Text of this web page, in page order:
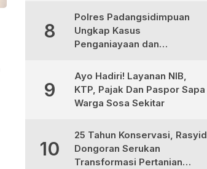
di Medan
8
Polres Padangsidimpuan
Ungkap Kasus
Penganiayaan dan
Diamankan
9
Ayo Hadiri! Layanan NIB,
KTP, Pajak Dan Paspor Sapa
Warga Sosa Sekitar
10
25 Tahun Konservasi, Rasyid
Dongoran Serukan
Transformasi Pertanian